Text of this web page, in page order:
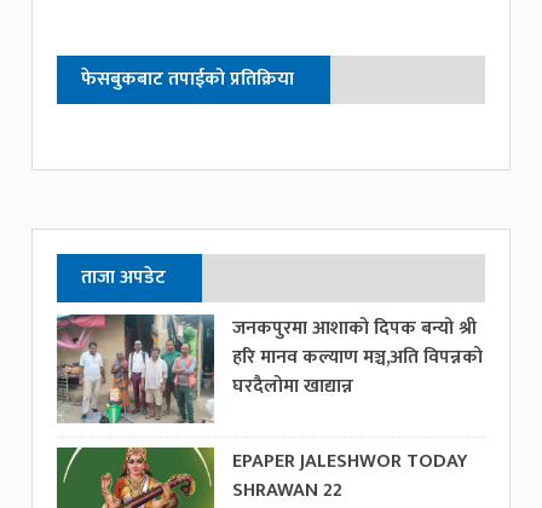
फेसबुकबाट तपाईको प्रतिक्रिया
ताजा अपडेट
जनकपुरमा आशाको दिपक बन्यो श्री
हरि मानव कल्याण मञ्च,अति विपन्नको
घरदैलोमा खाद्यान्न
EPAPER JALESHWOR TODAY
SHRAWAN 22